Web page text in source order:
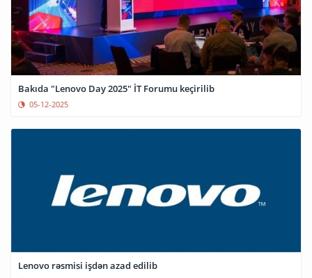
Bakıda "Lenovo Day 2025" İT Forumu keçirilib
05-12-2025
Lenovo rəsmisi işdən azad edilib